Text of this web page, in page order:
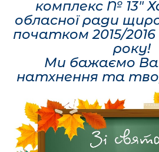
комплекс № 13″
обласної ради
початком 2015/
року!
Ми бажаємо
натхнення та